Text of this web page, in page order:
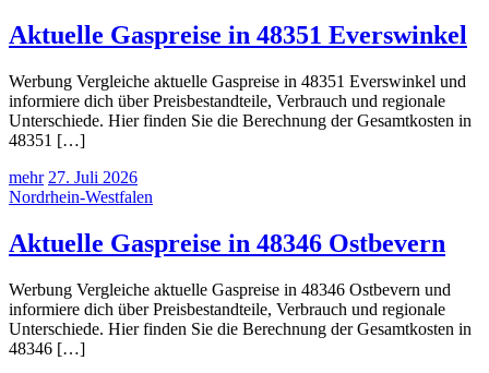
Aktuelle Gaspreise in 48351 Everswinkel
Werbung Vergleiche aktuelle Gaspreise in 48351 Everswinkel und
informiere dich über Preisbestandteile, Verbrauch und regionale
Unterschiede. Hier finden Sie die Berechnung der Gesamtkosten in
48351 […]
mehr 27. Juli 2026
Nordrhein-Westfalen
Aktuelle Gaspreise in 48346 Ostbevern
Werbung Vergleiche aktuelle Gaspreise in 48346 Ostbevern und
informiere dich über Preisbestandteile, Verbrauch und regionale
Unterschiede. Hier finden Sie die Berechnung der Gesamtkosten in
48346 […]